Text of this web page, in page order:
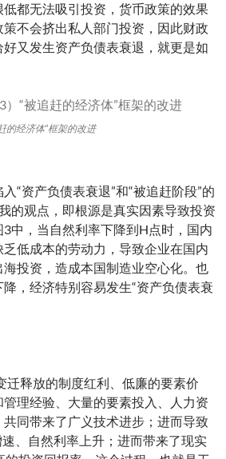
都无法吸引投资，货币政策的效果
不会挤出私人部门投资，因此财政
又发生资产负债表衰退，就更是如
的经济体”框架的改进
“资产负债表衰退”和“被追赶阶段”的
的观点，即根源是真实因素导致投资
中，当自然利率下降到H点时，国内
低成本的劳动力，导致企业在国内
投资，造成本国制造业空心化。也
，经济特别容易发生“资产负债表衰
迁释放的制度红利、低廉的要素价
理经验、大量的要素投入、人力资
同带来了广义技术进步；进而导致
、自然利率上升；进而带来了现实